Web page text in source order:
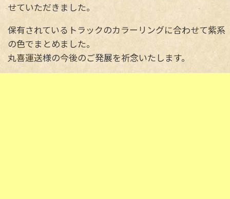
せていただきました。
保有されているトラックのカラーリングに合わせて紫系
の色でまとめました。
丸喜運送様の今後のご発展を祈念いたします。